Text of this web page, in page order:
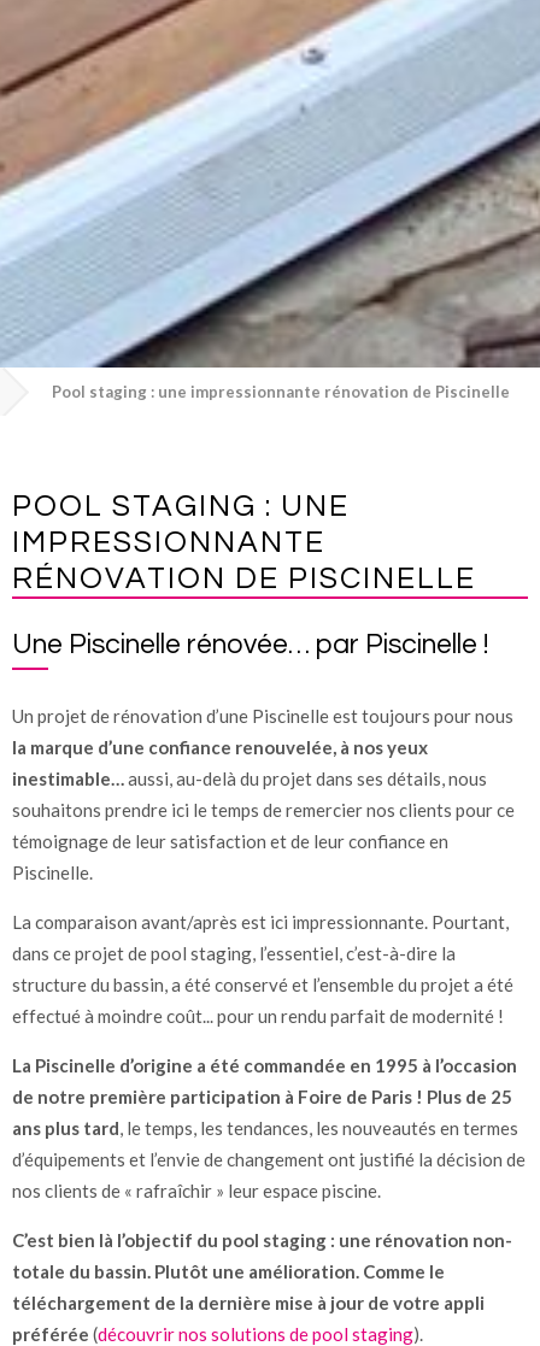
Pool staging : une impressionnante rénovation de Piscinelle
POOL STAGING : UNE
IMPRESSIONNANTE
RÉNOVATION DE PISCINELLE
Une Piscinelle rénovée… par Piscinelle !
Un projet de rénovation d’une Piscinelle est toujours pour nous
la marque d’une confiance renouvelée, à nos yeux
inestimable…
aussi, au-delà du projet dans ses détails, nous
souhaitons prendre ici le temps de remercier nos clients pour ce
témoignage de leur satisfaction et de leur confiance en
Piscinelle.
La comparaison avant/après est ici impressionnante. Pourtant,
dans ce projet de pool staging, l’essentiel, c’est-à-dire la
structure du bassin, a été conservé et l’ensemble du projet a été
effectué à moindre coût... pour un rendu parfait de modernité !
La Piscinelle d’origine a été commandée en 1995 à l’occasion
de notre première participation à Foire de Paris ! Plus de 25
ans plus tard , le temps, les tendances, les nouveautés en termes
d’équipements et l’envie de changement ont justifié la décision de
nos clients de « rafraîchir » leur espace piscine.
C’est bien là l’objectif du pool staging : une rénovation non-
totale du bassin. Plutôt une amélioration. Comme le
téléchargement de la dernière mise à jour de votre appli
préférée (découvrir nos solutions de pool staging).